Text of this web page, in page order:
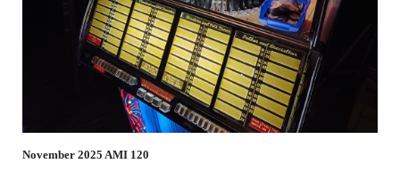
November 2025 AMI 120